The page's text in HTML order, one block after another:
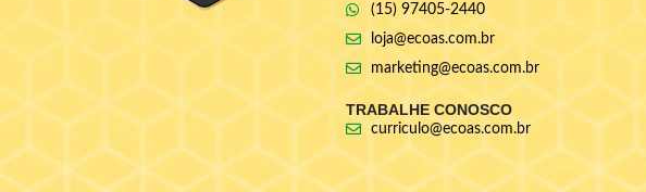
(15) 97405-2440
loja@ecoas.com.br
marketing@ecoas.com.br
TRABALHE CONOSCO
curriculo@ecoas.com.br